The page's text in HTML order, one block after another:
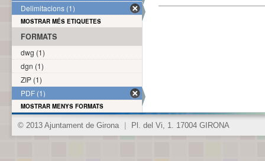
Delimitacions (1)
MOSTRAR MÉS ETIQUETES
FORMATS
dwg (1)
dgn (1)
ZIP (1)
PDF (1)
MOSTRAR MENYS FORMATS
© 2013 Ajuntament de Girona Pl. del Vi, 1. 17004 GIRONA